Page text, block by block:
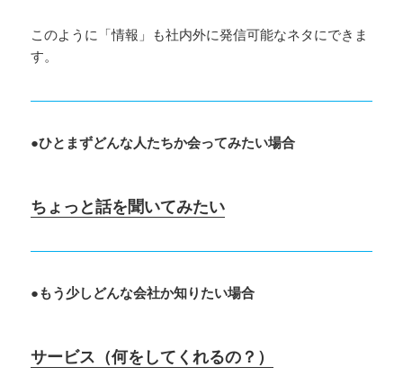
このように「情報」も社内外に発信可能なネタにできま
す。
●ひとまずどんな人たちか会ってみたい場合
ちょっと話を聞いてみたい
●もう少しどんな会社か知りたい場合
サービス（何をしてくれるの？）